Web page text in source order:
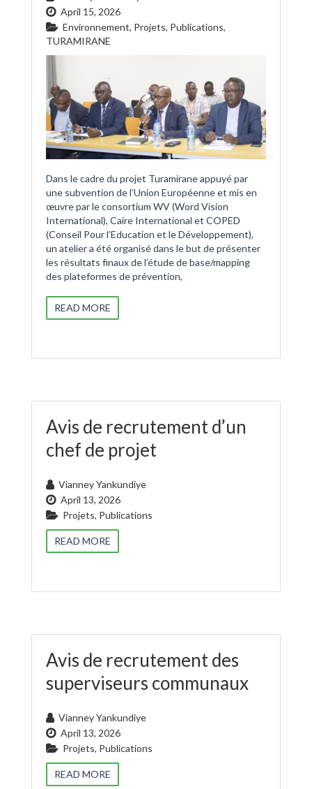
April 15, 2026
Environnement, Projets, Publications,
TURAMIRANE
Dans le cadre du projet Turamirane appuyé par
une subvention de l’Union Européenne et mis en
œuvre par le consortium WV (Word Vision
International), Caire International et COPED
(Conseil Pour l’Education et le Développement),
un atelier a été organisé dans le but de présenter
les résultats finaux de l’étude de base/mapping
des plateformes de prévention,
READ MORE
Avis de recrutement d’un
chef de projet
Vianney Yankundiye
April 13, 2026
Projets, Publications
READ MORE
Avis de recrutement des
superviseurs communaux
Vianney Yankundiye
April 13, 2026
Projets, Publications
READ MORE